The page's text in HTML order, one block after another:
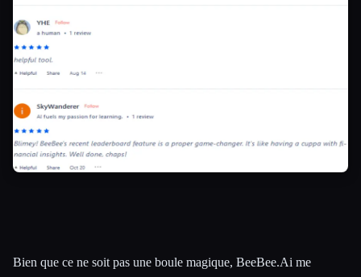
Bien que ce ne soit pas une boule magique, BeeBee.Ai me